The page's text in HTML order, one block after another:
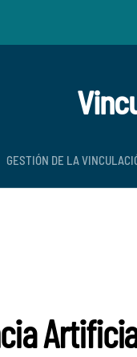
GESTIÓN DE LA